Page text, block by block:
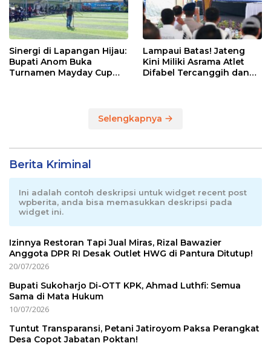
Sinergi di Lapangan Hijau:
Bupati Anom Buka
Turnamen Mayday Cup
Lampaui Batas! Jateng
Kini Miliki Asrama Atlet
Difabel Tercanggih dan
Selengkapnya
Berita Kriminal
Ini adalah contoh deskripsi untuk widget recent post
wpberita, anda bisa memasukkan deskripsi pada
widget ini.
Izinnya Restoran Tapi Jual Miras, Rizal Bawazier
Anggota DPR RI Desak Outlet HWG di Pantura Ditutup!
20/07/2026
Bupati Sukoharjo Di-OTT KPK, Ahmad Luthfi: Semua
Sama di Mata Hukum
10/07/2026
Tuntut Transparansi, Petani Jatiroyom Paksa Perangkat
Desa Copot Jabatan Poktan!